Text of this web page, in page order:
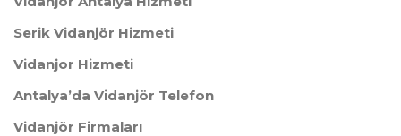
Serik Vidanjör Hizmeti
Vidanjor Hizmeti
Antalya’da Vidanjör Telefon
Vidanjör Firmaları